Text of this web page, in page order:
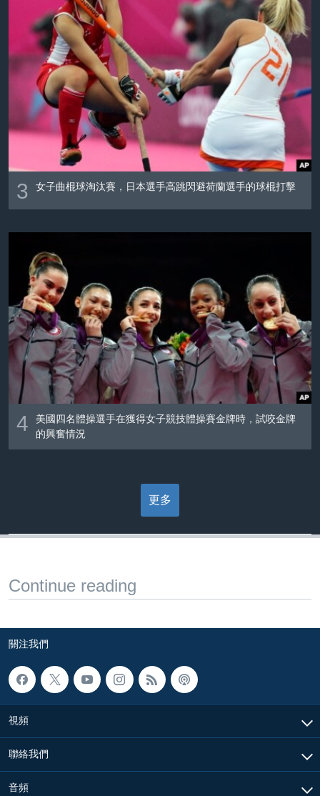
3 女子曲棍球淘汰賽，日本選手高跳閃避荷蘭選手的球棍打擊
4
美國四名體操選手在獲得女子競技體操賽金牌時，試咬金牌
的興奮情況
更多
Continue reading
關注我們
視頻
聯絡我們
音頻